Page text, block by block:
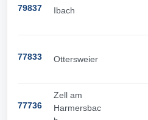
79837 Ibach
77833 Ottersweier
77736
Zell am
Harmersbac